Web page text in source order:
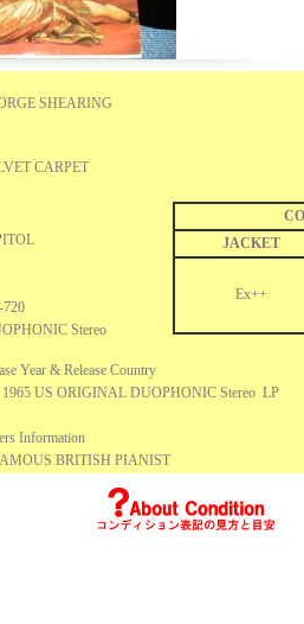
SHEARING
CARPET
JACKET
Ex++
720
Stereo
Year & Release Country
US ORIGINAL DUOPHONIC Stereo
Information
BRITISH PIANIST